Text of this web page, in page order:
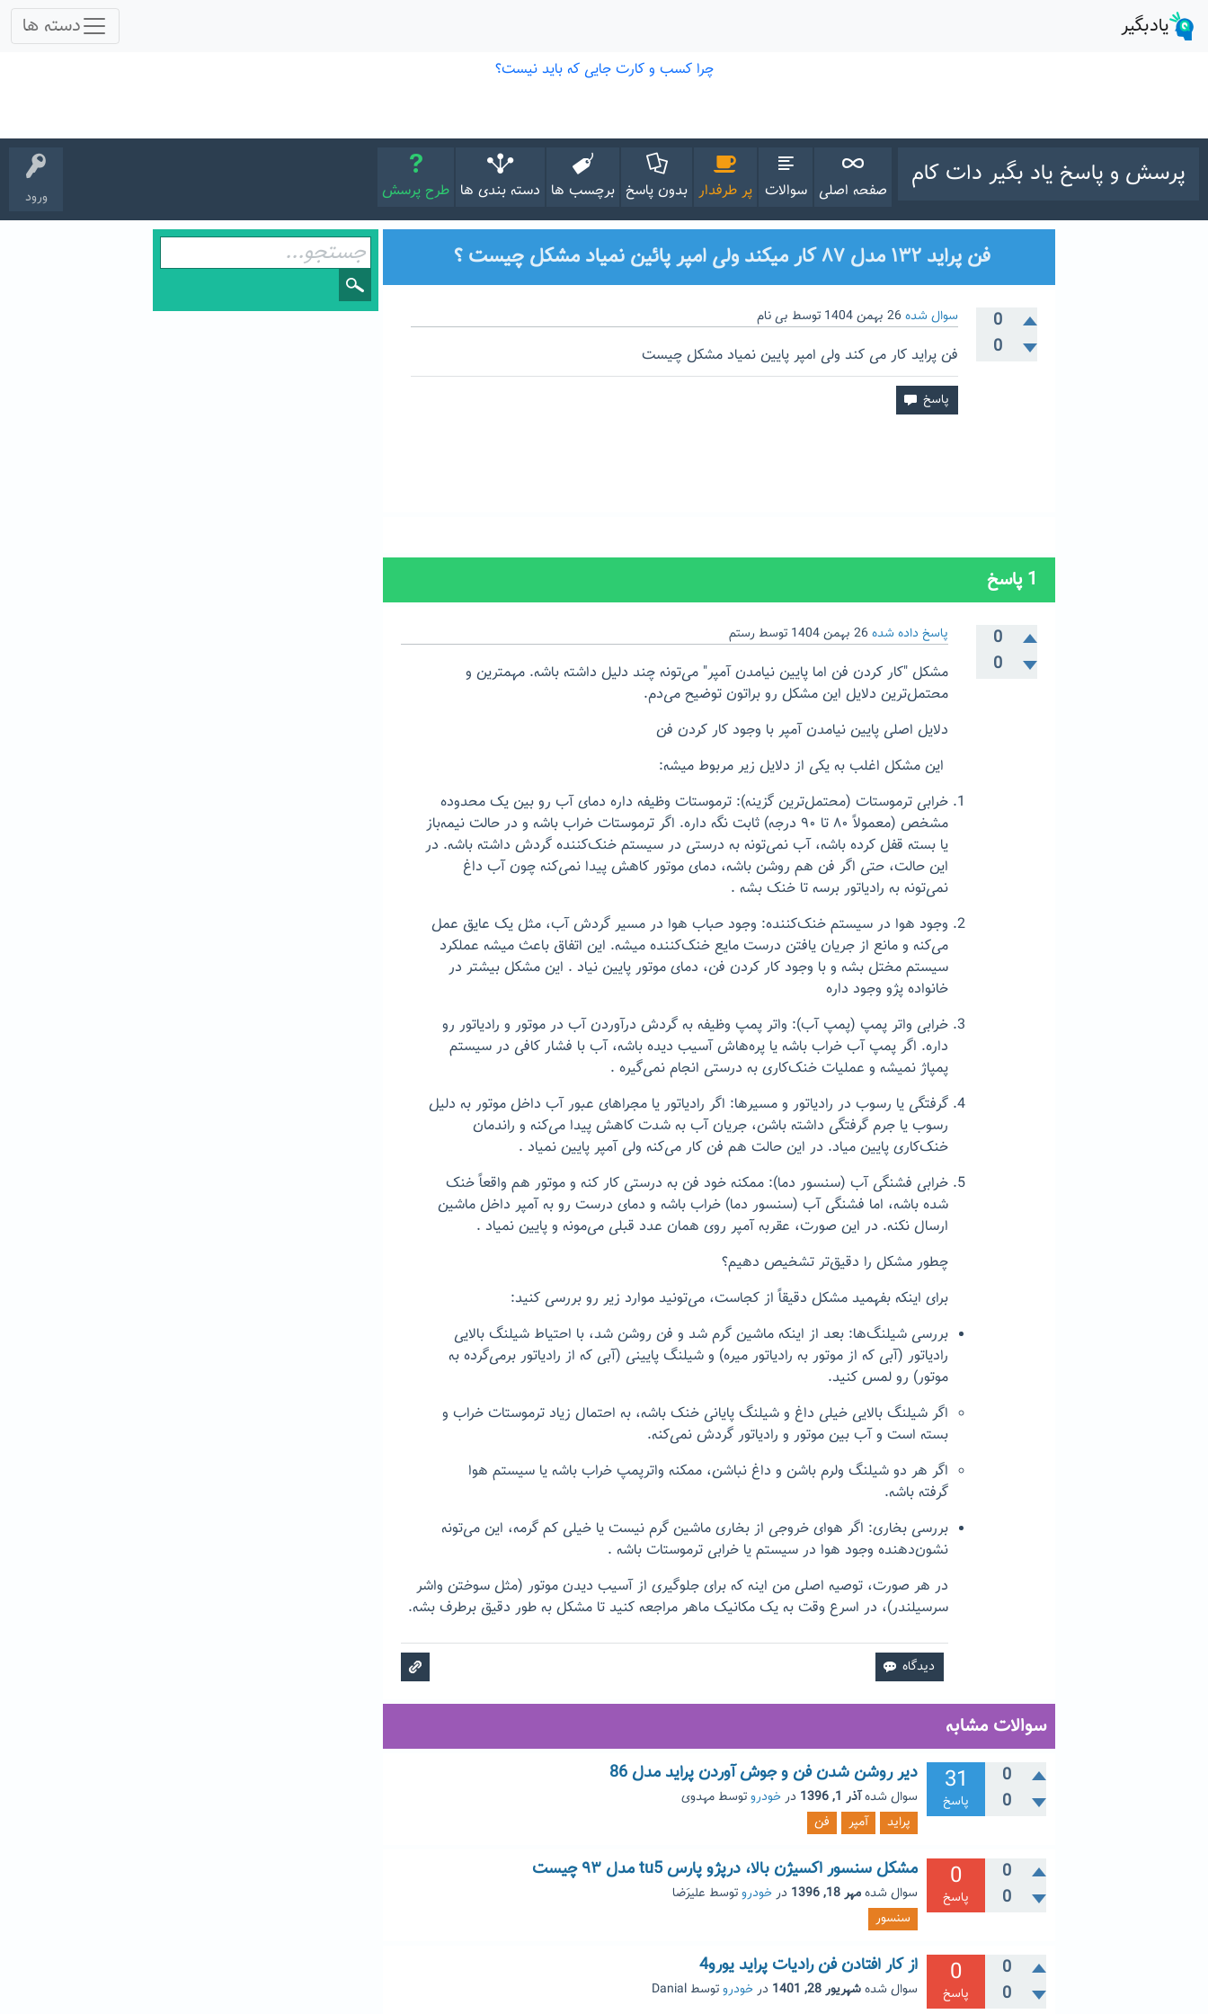
ورود
پرسش و پاسخ یاد بگیر دات کام
صفحه اصلی سوالات پر طرفدار بدون پاسخ برچسب ها دسته بندی ها طرح پرسش
فن پراید ۱۳۲ مدل ۸۷ کار میکند ولی امپر پائین نمیاد مشکل چیست ؟
0
0
سوال شده26 بهمن 1404 توسط بی نام
فن پراید کار می کند ولی امپر پایین نمیاد مشکل چیست
1پاسخ
0
0
پاسخ داده شده26 بهمن 1404 توسط رستم
مشکل "کار کردن فن اما پایین نیامدن آمپر" می‌تونه چند دلیل داشته باشه. مهمترین و
محتمل‌ترین دلایل این مشکل رو براتون توضیح می‌دم.
دلایل اصلی پایین نیامدن آمپر با وجود کار کردن فن
این مشکل اغلب به یکی از دلایل زیر مربوط میشه:
خرابی ترموستات (محتمل‌ترین گزینه): ترموستات وظیفه داره دمای آب رو بین یک محدوده
مشخص (معمولاً ۸۰ تا ۹۰ درجه) ثابت نگه داره. اگر ترموستات خراب باشه و در حالت نیمه‌باز
یا بسته قفل کرده باشه، آب نمی‌تونه به درستی در سیستم خنک‌کننده گردش داشته باشه. در
این حالت، حتی اگر فن هم روشن باشه، دمای موتور کاهش پیدا نمی‌کنه چون آب داغ
نمی‌تونه به رادیاتور برسه تا خنک بشه .
وجود هوا در سیستم خنک‌کننده: وجود حباب هوا در مسیر گردش آب، مثل یک عایق عمل
می‌کنه و مانع از جریان یافتن درست مایع خنک‌کننده میشه. این اتفاق باعث میشه عملکرد
سیستم مختل بشه و با وجود کار کردن فن، دمای موتور پایین نیاد . این مشکل بیشتر در
خانواده پژو وجود داره
خرابی واتر پمپ (پمپ آب): واتر پمپ وظیفه به گردش درآوردن آب در موتور و رادیاتور رو
داره. اگر پمپ آب خراب باشه یا پره‌هاش آسیب دیده باشه، آب با فشار کافی در سیستم
پمپاژ نمیشه و عملیات خنک‌کاری به درستی انجام نمی‌گیره .
گرفتگی یا رسوب در رادیاتور و مسیرها: اگر رادیاتور یا مجراهای عبور آب داخل موتور به دلیل
رسوب یا جرم گرفتگی داشته باشن، جریان آب به شدت کاهش پیدا می‌کنه و راندمان
خنک‌کاری پایین میاد. در این حالت هم فن کار می‌کنه ولی آمپر پایین نمیاد .
خرابی فشنگی آب (سنسور دما): ممکنه خود فن به درستی کار کنه و موتور هم واقعاً خنک
شده باشه، اما فشنگی آب (سنسور دما) خراب باشه و دمای درست رو به آمپر داخل ماشین
ارسال نکنه. در این صورت، عقربه آمپر روی همان عدد قبلی می‌مونه و پایین نمیاد .
چطور مشکل را دقیق‌تر تشخیص دهیم؟
برای اینکه بفهمید مشکل دقیقاً از کجاست، می‌تونید موارد زیر رو بررسی کنید:
بررسی شیلنگ‌ها: بعد از اینکه ماشین گرم شد و فن روشن شد، با احتیاط شیلنگ بالایی
رادیاتور (آبی که از موتور به رادیاتور میره) و شیلنگ پایینی (آبی که از رادیاتور برمی‌گرده به
موتور) رو لمس کنید.
اگر شیلنگ بالایی خیلی داغ و شیلنگ پایانی خنک باشه، به احتمال زیاد ترموستات خراب و
بسته است و آب بین موتور و رادیاتور گردش نمی‌کنه.
اگر هر دو شیلنگ ولرم باشن و داغ نباشن، ممکنه واترپمپ خراب باشه یا سیستم هوا
گرفته باشه.
بررسی بخاری: اگر هوای خروجی از بخاری ماشین گرم نیست یا خیلی کم گرمه، این می‌تونه
نشون‌دهنده وجود هوا در سیستم یا خرابی ترموستات باشه .
در هر صورت، توصیه اصلی من اینه که برای جلوگیری از آسیب دیدن موتور (مثل سوختن واشر
سرسیلندر)، در اسرع وقت به یک مکانیک ماهر مراجعه کنید تا مشکل به طور دقیق برطرف بشه.
سوالات مشابه
0
0
31
پاسخ
دیر روشن شدن فن و جوش آوردن پراید مدل 86
سوال شدهآذر 1, 1396 درخودروتوسط مهدوی
پراید
آمپر فن
0
0
0
پاسخ
مشکل سنسور اکسیژن بالا، درپژو پارس tu5 مدل ۹۳ چیست
سوال شدهمهر 18, 1396 درخودروتوسط علیرَضا
سنسور
0
0
0
پاسخ
از کار افتادن فن رادیات پراید یورو4
سوال شدهشهریور 28, 1401 درخودروتوسط Danial